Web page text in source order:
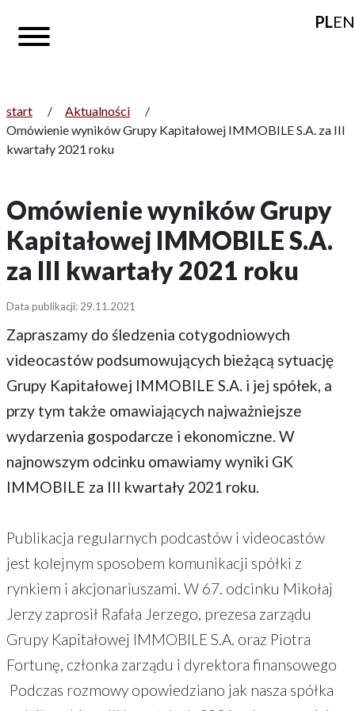
PLEN
start / Aktualności
/
Omówienie wyników Grupy Kapitałowej IMMOBILE S.A. za III
kwartały 2021 roku
Omówienie wyników Grupy
Kapitałowej IMMOBILE S.A.
za III kwartały 2021 roku
Data publikacji: 29.11.2021
Zapraszamy do śledzenia cotygodniowych
videocastów podsumowujących bieżącą sytuację
Grupy Kapitałowej IMMOBILE S.A. i jej spółek, a
przy tym także omawiających najważniejsze
wydarzenia gospodarcze i ekonomiczne. W
najnowszym odcinku omawiamy wyniki GK
IMMOBILE za III kwartały 2021 roku.
Publikacja regularnych podcastów i videocastów
jest kolejnym sposobem komunikacji spółki z
rynkiem i akcjonariuszami. W 67. odcinku Mikołaj
Jerzy zaprosił Rafała Jerzego, prezesa zarządu
Grupy Kapitałowej IMMOBILE S.A. oraz Piotra
Fortunę, członka zarządu i dyrektora finansowego
Podczas rozmowy opowiedziano jak nasza spółka